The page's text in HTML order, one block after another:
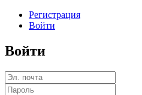
Регистрация
Войти
Войти